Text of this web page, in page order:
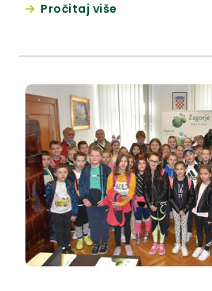
područje Općine Desinić.
Pročitaj više